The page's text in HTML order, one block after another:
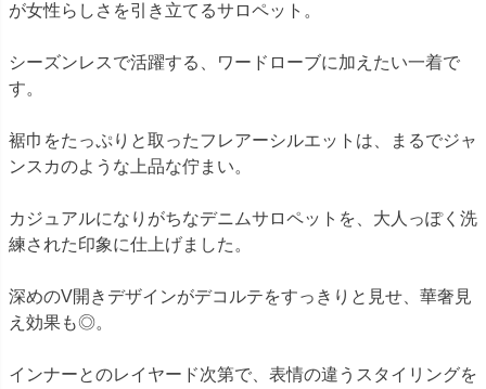
が女性らしさを引き立てるサロペット。
シーズンレスで活躍する、ワードローブに加えたい一着で
す。
裾巾をたっぷりと取ったフレアーシルエットは、まるでジャ
ンスカのような上品な佇まい。
カジュアルになりがちなデニムサロペットを、大人っぽく洗
練された印象に仕上げました。
深めのV開きデザインがデコルテをすっきりと見せ、華奢見
え効果も◎。
インナーとのレイヤード次第で、表情の違うスタイリングを